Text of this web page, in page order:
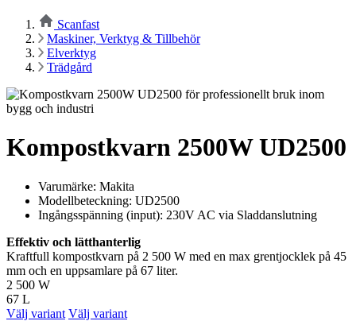
Scanfast
Maskiner, Verktyg & Tillbehör
Elverktyg
Trädgård
Kompostkvarn 2500W UD2500
Varumärke: Makita
Modellbeteckning: UD2500
Ingångsspänning (input): 230V AC via Sladdanslutning
Effektiv och lätthanterlig
Kraftfull kompostkvarn på 2 500 W med en max grentjocklek på 45
mm och en uppsamlare på 67 liter.
2 500 W
67 L
Välj variant Välj variant